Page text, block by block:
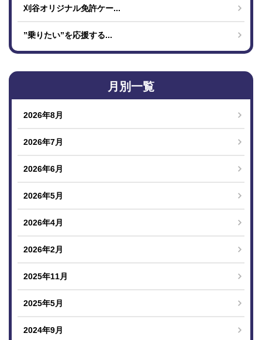
刈谷オリジナル免許ケー...
”乗りたい”を応援する...
月別一覧
2026年8月
2026年7月
2026年6月
2026年5月
2026年4月
2026年2月
2025年11月
2025年5月
2024年9月